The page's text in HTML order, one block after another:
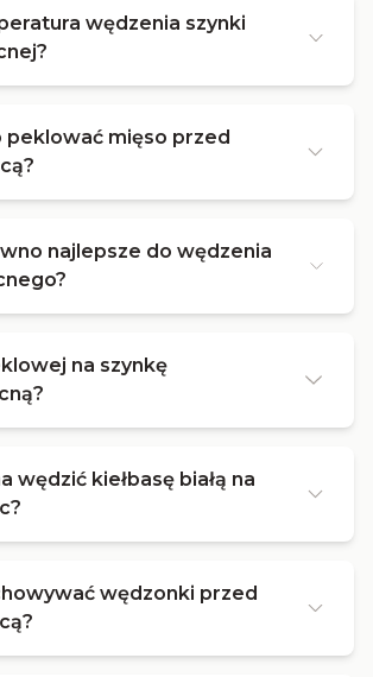
wędzenia szynki
peklować mięso przed
najlepsze do wędzenia
na szynkę
wędzić kiełbasę białą na
wędzonki przed